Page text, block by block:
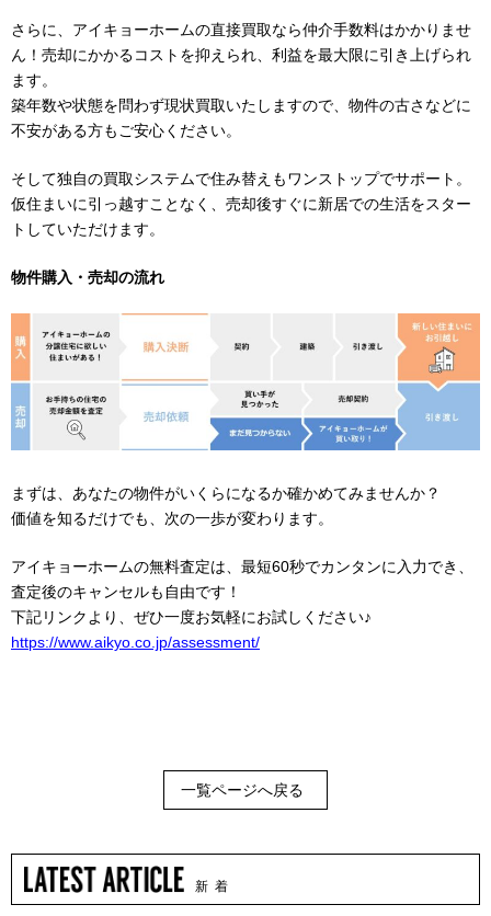
さらに、アイキョーホームの直接買取なら仲介手数料はかかりませ
ん！売却にかかるコストを抑えられ、利益を最大限に引き上げられ
ます。
築年数や状態を問わず現状買取いたしますので、物件の古さなどに
不安がある方もご安心ください。
そして独自の買取システムで住み替えもワンストップでサポート。
仮住まいに引っ越すことなく、売却後すぐに新居での生活をスター
トしていただけます。
物件購入・売却の流れ
まずは、あなたの物件がいくらになるか確かめてみませんか？
価値を知るだけでも、次の一歩が変わります。
アイキョーホームの無料査定は、最短60秒でカンタンに入力でき、
査定後のキャンセルも自由です！
下記リンクより、ぜひ一度お気軽にお試しください♪
https://www.aikyo.co.jp/assessment/
一覧ページへ戻る
新 着